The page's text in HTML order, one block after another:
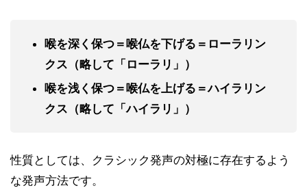
喉を深く保つ＝喉仏を下げる＝ローラリン
クス（略して「ローラリ」）
喉を浅く保つ＝喉仏を上げる＝ハイラリン
クス（略して「ハイラリ」）
性質としては、クラシック発声の対極に存在するよう
な発声方法です。